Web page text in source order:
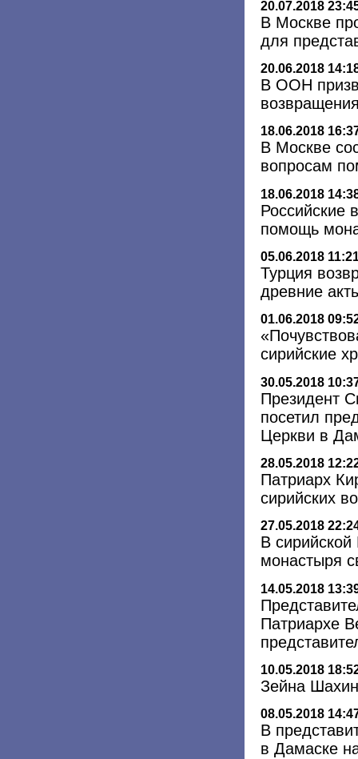
20.07.2018
В Москве
для
20.06.2018
В ООН
18.06.2018
В Москве
вопросам
18.06.2018
Российские
помощь
05.06.2018
Турция
древние
01.06.2018
сирийские
30.05.2018
Президент
посетил
Церкви в
28.05.2018
Патриарх
сирийских
27.05.2018
В
монастыря
14.05.2018
Патриархе
10.05.2018
Зейна
08.05.2018
В
в Дамаске